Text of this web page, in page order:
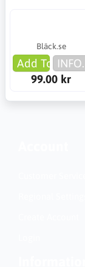
Bläck.se
Add To Cart
INFO.
99.00 kr